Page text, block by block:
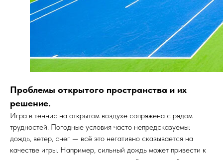
Проблемы открытого пространства и их
решение.
Игра в теннис на открытом воздухе сопряжена с рядом
трудностей. Погодные условия часто непредсказуемы:
дождь, ветер, снег — всё это негативно сказывается на
качестве игры. Например, сильный дождь может привести к